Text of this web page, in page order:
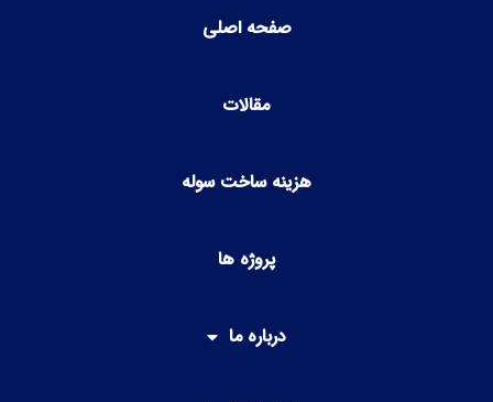
صفحه اصلی
مقالات
هزینه ساخت سوله
پروژه ها
درباره ما